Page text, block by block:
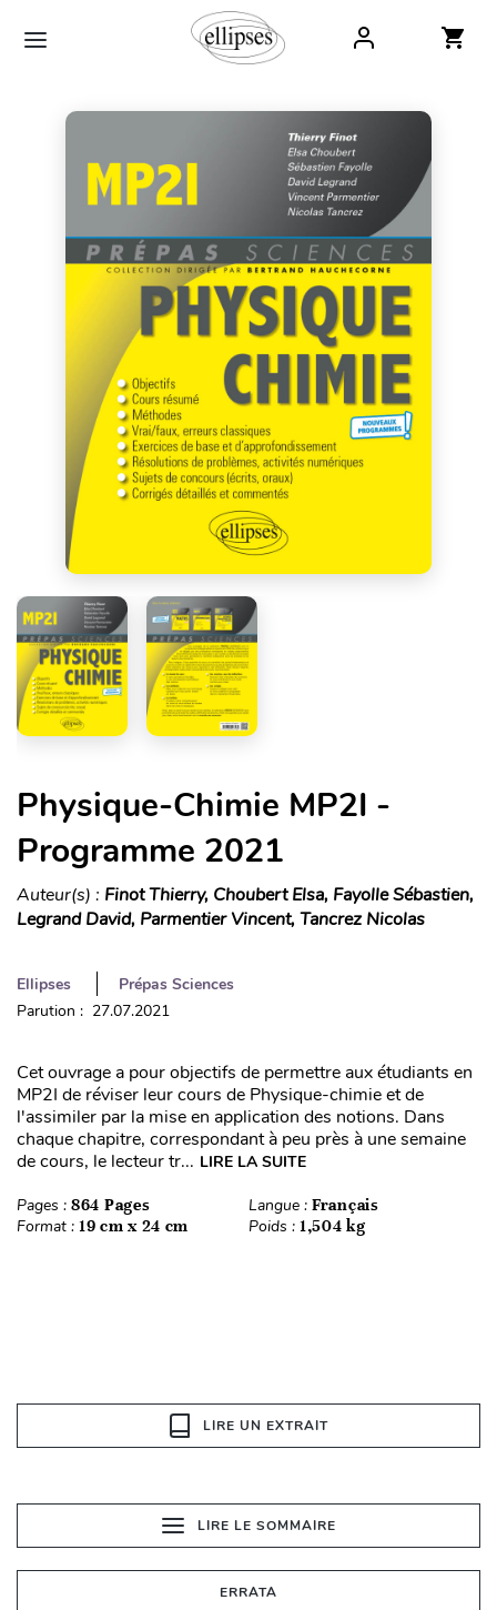
Physique-Chimie MP2I -
Programme 2021
Auteur(s) : Finot Thierry, Choubert Elsa, Fayolle Sébastien,
Legrand David, Parmentier Vincent, Tancrez Nicolas
Ellipses
Prépas Sciences
Parution : 27.07.2021
Cet ouvrage a pour objectifs de permettre aux étudiants en
MP2I de réviser leur cours de Physique-chimie et de
l'assimiler par la mise en application des notions. Dans
chaque chapitre, correspondant à peu près à une semaine
de cours, le lecteur tr... LIRE LA SUITE
Pages : 864 Pages Langue : Français
Format : 19 cm x 24 cm Poids : 1,504 kg
LIRE UN EXTRAIT
LIRE LE SOMMAIRE
ERRATA